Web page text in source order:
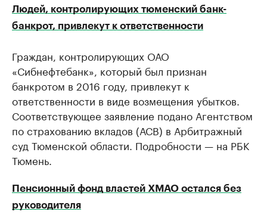
Людей, контролирующих тюменский банк-
банкрот, привлекут к ответственности
Граждан, контролирующих ОАО
«Сибнефтебанк», который был признан
банкротом в 2016 году, привлекут к
ответственности в виде возмещения убытков.
Соответствующее заявление подано Агентством
по страхованию вкладов (АСВ) в Арбитражный
суд Тюменской области. Подробности — на РБК
Тюмень.
Пенсионный фонд властей ХМАО остался без
руководителя